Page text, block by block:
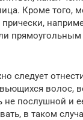
Кроме того,
следует
волос,
не послушной и
в таком